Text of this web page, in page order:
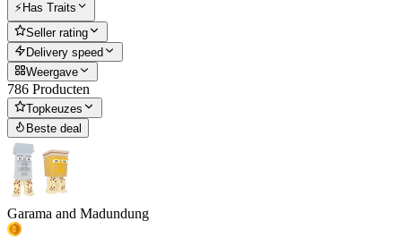
⚡Has Traits
Seller rating
Delivery speed
Weergave
786 Producten
Topkeuzes
Beste deal
Garama and Madundung